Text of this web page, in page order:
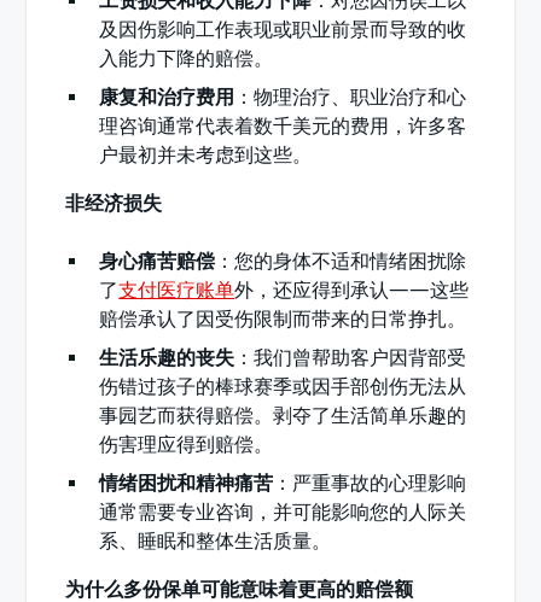
及因伤影响工作表现或职业前景而导致的收
入能力下降的赔偿。
康复和治疗费用 ：物理治疗、职业治疗和心
理咨询通常代表着数千美元的费用，许多客
户最初并未考虑到这些。
非经济损失
身心痛苦赔偿 ：您的身体不适和情绪困扰除
了支付医疗账单外，还应得到承认——这些
赔偿承认了因受伤限制而带来的日常挣扎。
生活乐趣的丧失 ：我们曾帮助客户因背部受
伤错过孩子的棒球赛季或因手部创伤无法从
事园艺而获得赔偿。剥夺了生活简单乐趣的
伤害理应得到赔偿。
情绪困扰和精神痛苦 ：严重事故的心理影响
通常需要专业咨询，并可能影响您的人际关
系、睡眠和整体生活质量。
为什么多份保单可能意味着更高的赔偿额